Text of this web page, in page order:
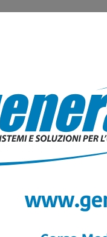
tradizione e
– Sindaco di Lustra,
tutela del paesaggio,
Michele Sonnessa –
dei Sapori, Maurizio
– Presidente
Campania
Regione Campania